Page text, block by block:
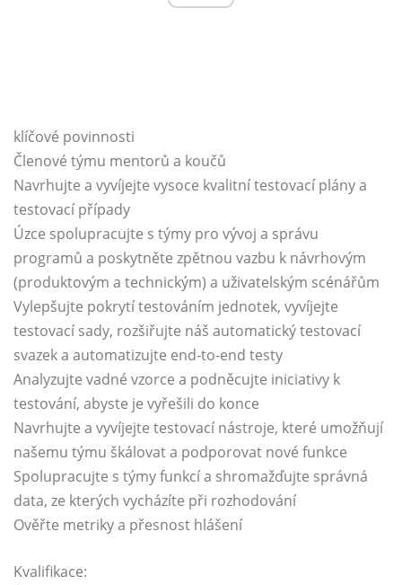
klíčové povinnosti
Členové týmu mentorů a koučů
Navrhujte a vyvíjejte vysoce kvalitní testovací plány a
testovací případy
Úzce spolupracujte s týmy pro vývoj a správu
programů a poskytněte zpětnou vazbu k návrhovým
(produktovým a technickým) a uživatelským scénářům
Vylepšujte pokrytí testováním jednotek, vyvíjejte
testovací sady, rozšiřujte náš automatický testovací
svazek a automatizujte end-to-end testy
Analyzujte vadné vzorce a podněcujte iniciativy k
testování, abyste je vyřešili do konce
Navrhujte a vyvíjejte testovací nástroje, které umožňují
našemu týmu škálovat a podporovat nové funkce
Spolupracujte s týmy funkcí a shromažďujte správná
data, ze kterých vycházíte při rozhodování
Ověřte metriky a přesnost hlášení
Kvalifikace: